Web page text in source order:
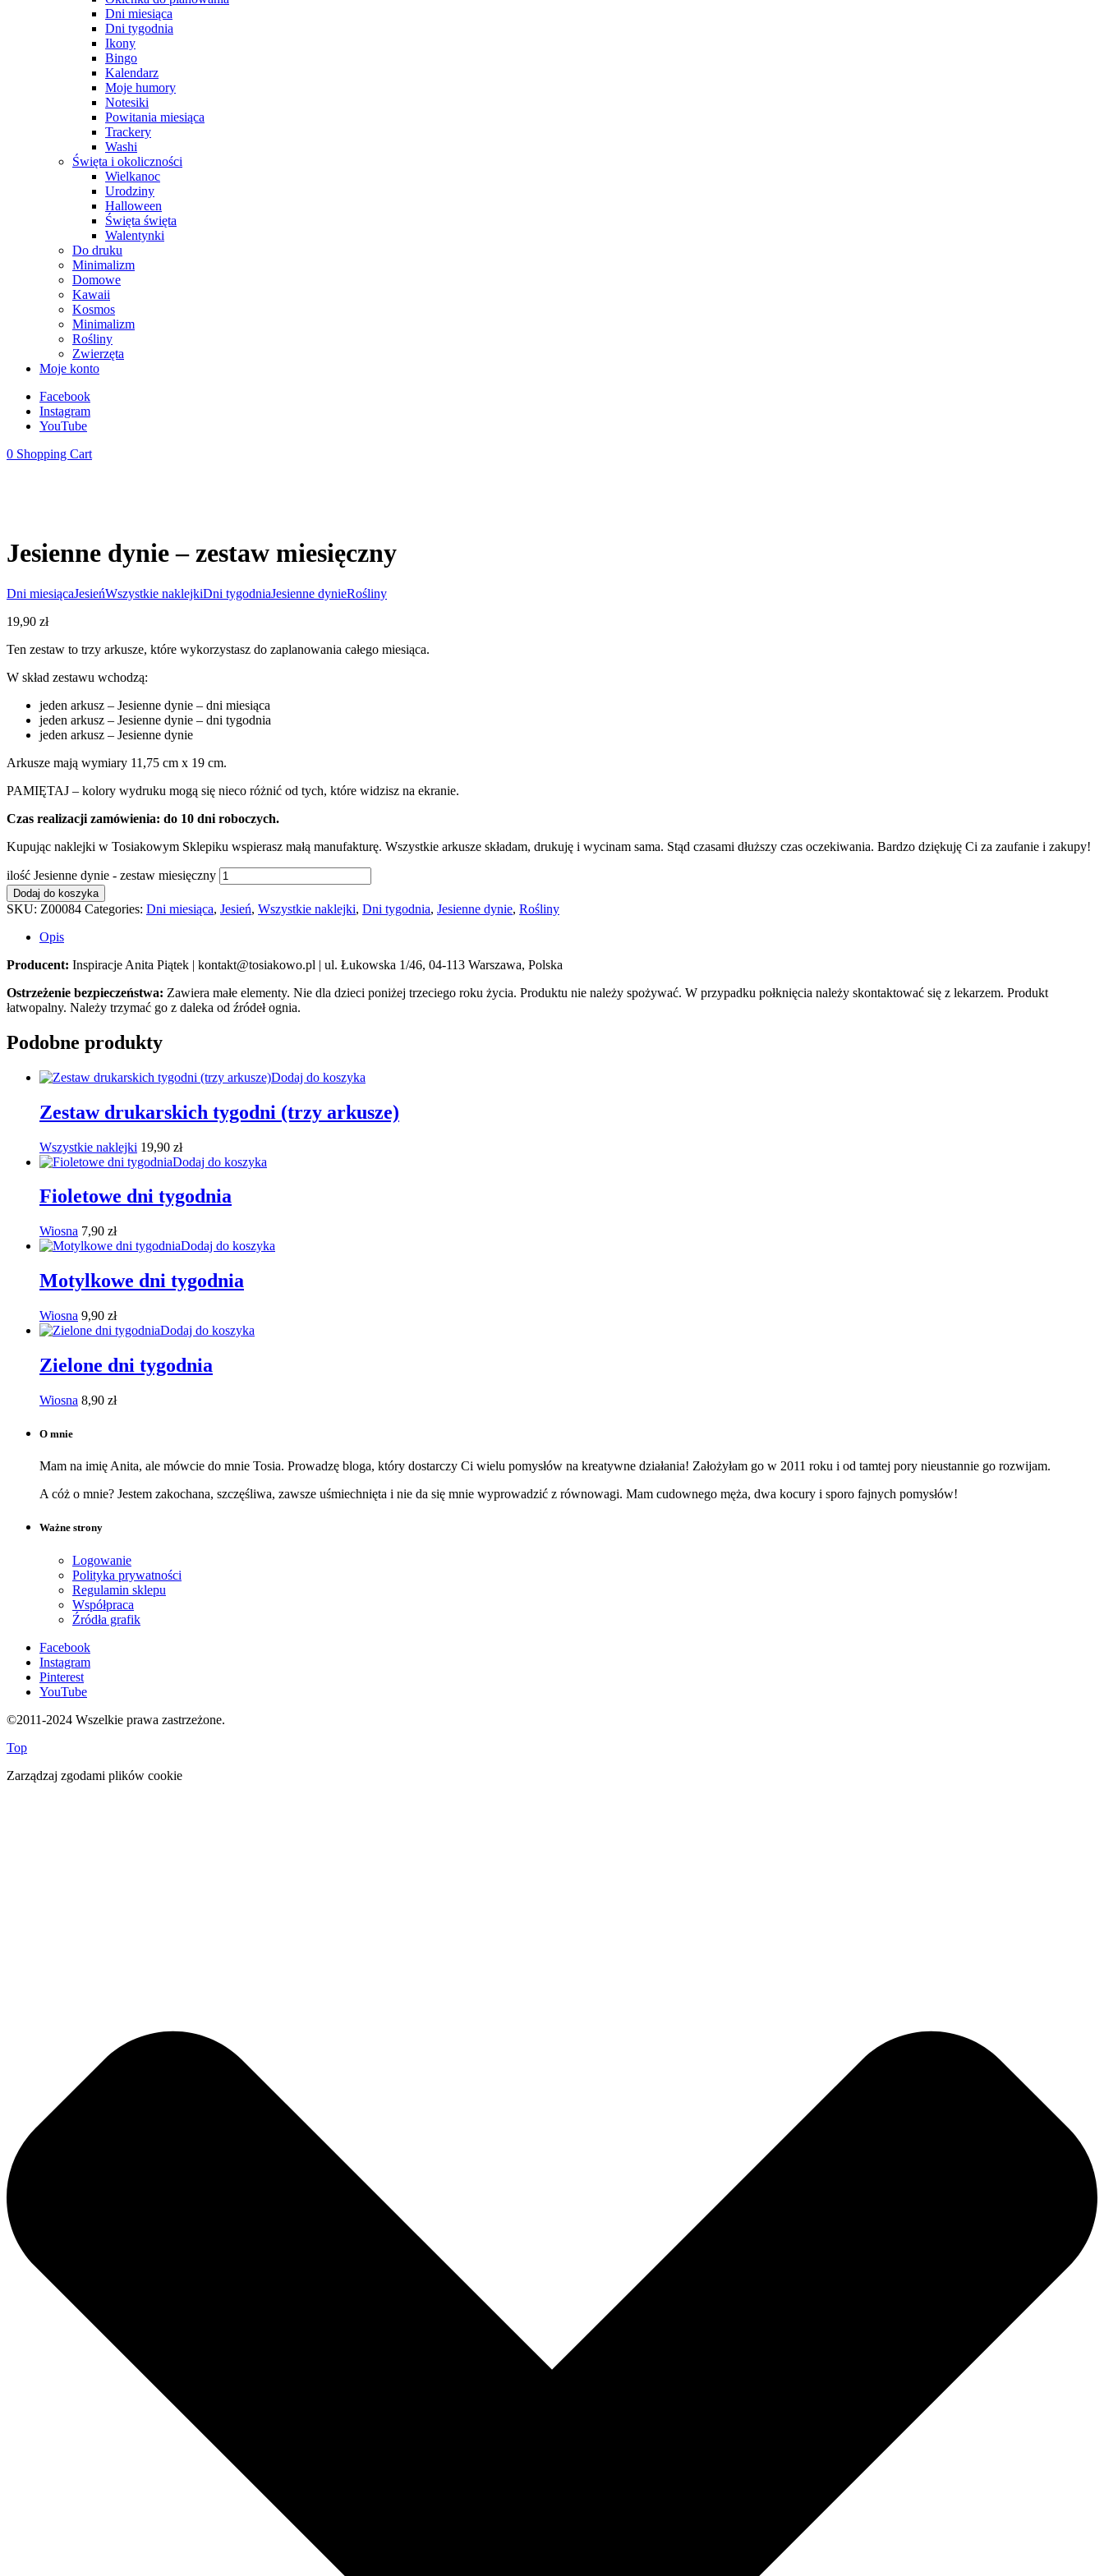
Dni miesiąca
Dni tygodnia
Ikony
Bingo
Kalendarz
Moje humory
Notesiki
Powitania miesiąca
Trackery
Washi
Święta i okoliczności
Wielkanoc
Urodziny
Halloween
Święta święta
Walentynki
Do druku
Minimalizm
Domowe
Kawaii
Kosmos
Minimalizm
Rośliny
Zwierzęta
Moje konto
Facebook
Instagram
YouTube
0 Shopping Cart
Jesienne dynie – zestaw miesięczny
Dni miesiącaJesieńWszystkie naklejkiDni tygodniaJesienne dynieRośliny
19,90 zł
Ten zestaw to trzy arkusze, które wykorzystasz do zaplanowania całego miesiąca.
W skład zestawu wchodzą:
jeden arkusz – Jesienne dynie – dni miesiąca
jeden arkusz – Jesienne dynie – dni tygodnia
jeden arkusz – Jesienne dynie
Arkusze mają wymiary 11,75 cm x 19 cm.
PAMIĘTAJ – kolory wydruku mogą się nieco różnić od tych, które widzisz na ekranie.
Czas realizacji zamówienia: do 10 dni roboczych.
Kupując naklejki w Tosiakowym Sklepiku wspierasz małą manufakturę. Wszystkie arkusze składam, drukuję i wycinam sama. Stąd czasami dłuższy czas oczekiwania. Bardzo dziękuję Ci za zaufanie i zakupy!
ilość Jesienne dynie - zestaw miesięczny
Dodaj do koszyka
SKU: Z00084 Categories: Dni miesiąca, Jesień, Wszystkie naklejki, Dni tygodnia, Jesienne dynie, Rośliny
Opis
Producent: Inspiracje Anita Piątek | kontakt@tosiakowo.pl | ul. Łukowska 1/46, 04-113 Warszawa, Polska
Ostrzeżenie bezpieczeństwa: Zawiera małe elementy. Nie dla dzieci poniżej trzeciego roku życia. Produktu nie należy spożywać. W przypadku połknięcia należy skontaktować się z lekarzem. Produkt
łatwopalny. Należy trzymać go z daleka od źródeł ognia.
Podobne produkty
Dodaj do koszyka
Zestaw drukarskich tygodni (trzy arkusze)
Wszystkie naklejki 19,90 zł
Dodaj do koszyka
Fioletowe dni tygodnia
Wiosna 7,90 zł
Dodaj do koszyka
Motylkowe dni tygodnia
Wiosna 9,90 zł
Dodaj do koszyka
Zielone dni tygodnia
Wiosna 8,90 zł
O mnie
Mam na imię Anita, ale mówcie do mnie Tosia. Prowadzę bloga, który dostarczy Ci wielu pomysłów na kreatywne działania! Założyłam go w 2011 roku i od tamtej pory nieustannie go rozwijam.
A cóż o mnie? Jestem zakochana, szczęśliwa, zawsze uśmiechnięta i nie da się mnie wyprowadzić z równowagi. Mam cudownego męża, dwa kocury i sporo fajnych pomysłów!
Ważne strony
Logowanie
Polityka prywatności
Regulamin sklepu
Współpraca
Źródła grafik
Facebook
Instagram
Pinterest
YouTube
©2011-2024 Wszelkie prawa zastrzeżone.
Top
Zarządzaj zgodami plików cookie